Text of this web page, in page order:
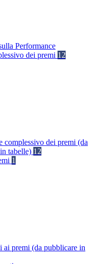
Performance
dei premi 12
complessivo dei premi (da
tabelle) 12
1
ai premi (da pubblicare in